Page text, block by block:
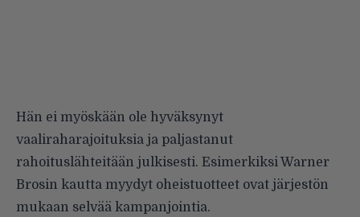
Hän ei myöskään ole hyväksynyt
vaaliraharajoituksia ja paljastanut
rahoituslähteitään julkisesti. Esimerkiksi Warner
Brosin kautta myydyt oheistuotteet ovat järjestön
mukaan selvää kampanjointia.